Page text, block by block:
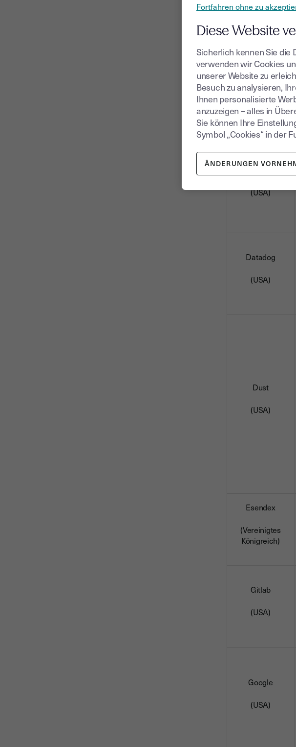
Chargebee
(USA)
Clay
(USA)
Datadog
(USA)
Dust
(USA)
Esendex
(Vereinigtes
Königreich)
Gitlab
(USA)
Google
(USA)
Fortfahren ohne zu
Diese Website
Sicherlich kennen Sie die
verwenden wir Cookies
unserer Website zu
Besuch zu analysieren,
Ihnen personalisierte
anzuzeigen – alles in
Sie können Ihre
Symbol „Cookies“ in der
ÄNDERUNGEN